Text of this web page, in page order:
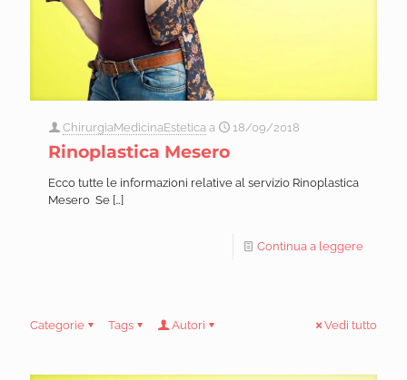
ChirurgiaMedicinaEstetica a 18/09/2018
Rinoplastica Mesero
Ecco tutte le informazioni relative al servizio Rinoplastica
Mesero Se […]
Continua a leggere
Categorie Tags Autori Vedi tutto